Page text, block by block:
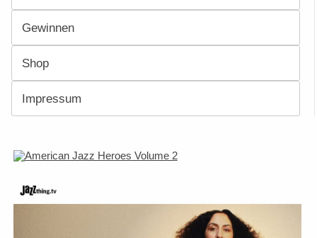
Gewinnen
Shop
Impressum